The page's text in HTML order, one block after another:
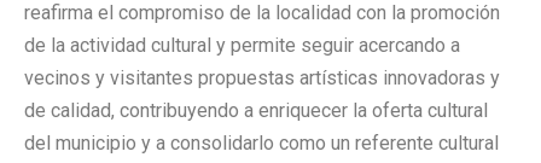
reafirma el compromiso de la localidad con la promoción
de la actividad cultural y permite seguir acercando a
vecinos y visitantes propuestas artísticas innovadoras y
de calidad, contribuyendo a enriquecer la oferta cultural
del municipio y a consolidarlo como un referente cultural